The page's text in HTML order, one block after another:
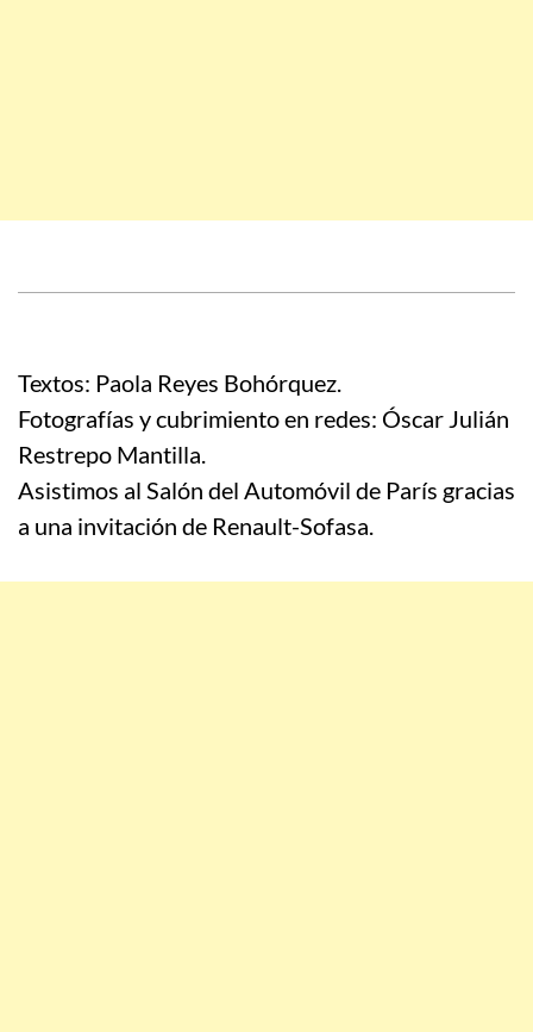
Textos: Paola Reyes Bohórquez.
Fotografías y cubrimiento en redes: Óscar Julián
Restrepo Mantilla.
Asistimos al Salón del Automóvil de París gracias
a una invitación de Renault-Sofasa.